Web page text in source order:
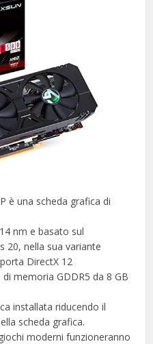
è una scheda grafica di
nm e basato sul
20, nella sua variante
DirectX 12
memoria GDDR5 da 8 GB
installata riducendo il
scheda grafica.
moderni funzioneranno